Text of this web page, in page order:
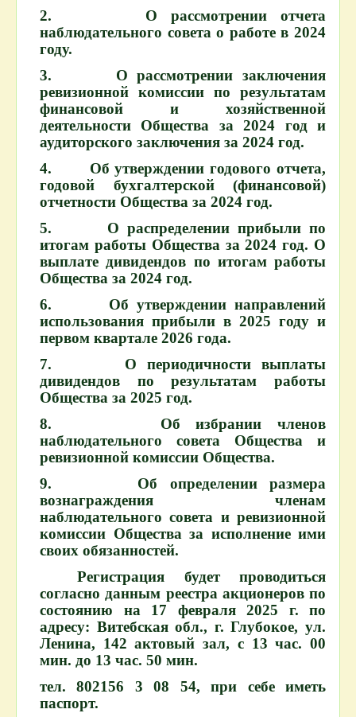
2. О рассмотрении отчета
наблюдательного совета о работе в 2024
году.
3. О рассмотрении заключения
ревизионной комиссии по результатам
финансовой и хозяйственной
деятельности Общества за 2024 год и
аудиторского заключения за 2024 год.
4. Об утверждении годового отчета,
годовой бухгалтерской (финансовой)
отчетности Общества за 2024 год.
5. О распределении прибыли по
итогам работы Общества за 2024 год. О
выплате дивидендов по итогам работы
Общества за 2024 год.
6. Об утверждении направлений
использования прибыли в 2025 году и
первом квартале 2026 года.
7. О периодичности выплаты
дивидендов по результатам работы
Общества за 2025 год.
8. Об избрании членов
наблюдательного совета Общества и
ревизионной комиссии Общества.
9. Об определении размера
вознаграждения членам
наблюдательного совета и ревизионной
комиссии Общества за исполнение ими
своих обязанностей.
Регистрация будет проводиться
согласно данным реестра акционеров по
состоянию на 17 февраля 2025 г. по
адресу: Витебская обл., г. Глубокое, ул.
Ленина, 142 актовый зал, с 13 час. 00
мин. до 13 час. 50 мин.
тел. 802156 3 08 54, при себе иметь
паспорт.